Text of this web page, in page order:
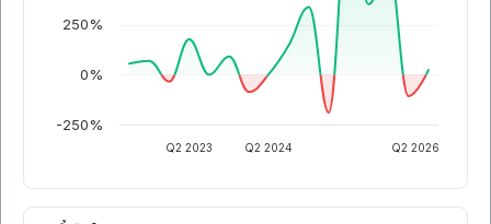
Q2 2023 Q2 2024 Q2 2026
-250%
0%
250%